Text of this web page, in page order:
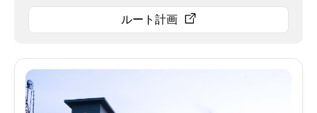
ルート計画